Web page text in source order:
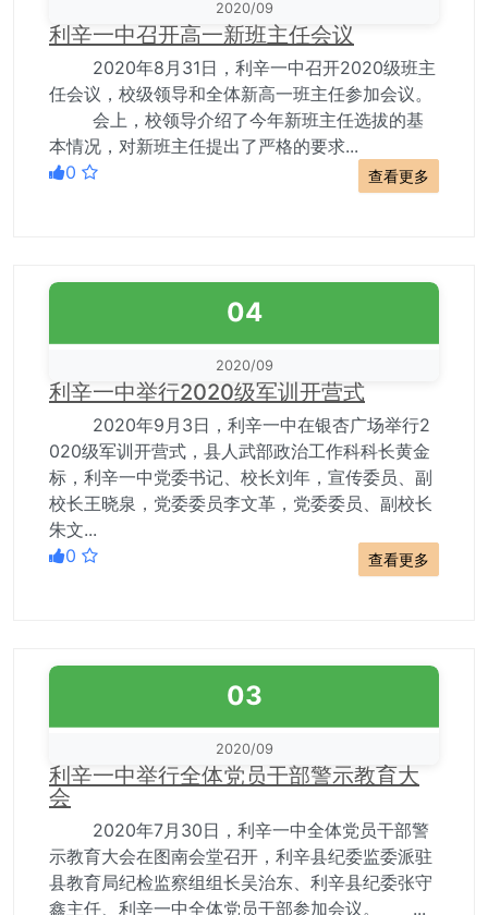
2020/09
利辛一中召开高一新班主任会议
2020年8月31日，利辛一中召开2020级班主
任会议，校级领导和全体新高一班主任参加会议。
会上，校领导介绍了今年新班主任选拔的基
本情况，对新班主任提出了严格的要求...
0
查看更多
04
2020/09
利辛一中举行2020级军训开营式
2020年9月3日，利辛一中在银杏广场举行2
020级军训开营式，县人武部政治工作科科长黄金
标，利辛一中党委书记、校长刘年，宣传委员、副
校长王晓泉，党委委员李文革，党委委员、副校长
朱文...
0
查看更多
03
2020/09
利辛一中举行全体党员干部警示教育大
会
2020年7月30日，利辛一中全体党员干部警
示教育大会在图南会堂召开，利辛县纪委监委派驻
县教育局纪检监察组组长吴治东、利辛县纪委张守
鑫主任、利辛一中全体党员干部参加会议。 ...